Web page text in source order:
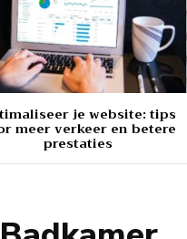
je website: tips
meer verkeer en betere
prestaties